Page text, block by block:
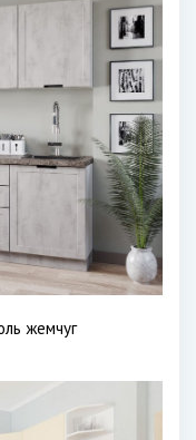
жемчуг